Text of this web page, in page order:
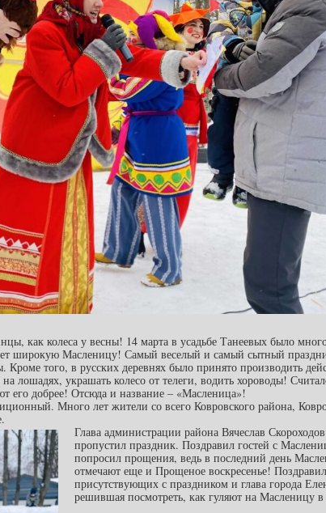
как колеса у весны! 14 марта в усадьбе Танеевых было
широкую Масленицу! Самый веселый и самый сытный
того, в русских деревнях было принято производить
лошадях, украшать колесо от телеги, водить хороводы!
его добрее! Отсюда и название – «Масленица»!
Много лет жители со всего Ковровского района,
Глава администрации района Вячеслав
пропустил праздник. Поздравил гостей с
попросил прощения, ведь в последний день
отмечают еще и Прощеное воскресенье!
присутствующих с праздником и глава города
решившая посмотреть, как гуляют на Масленицу